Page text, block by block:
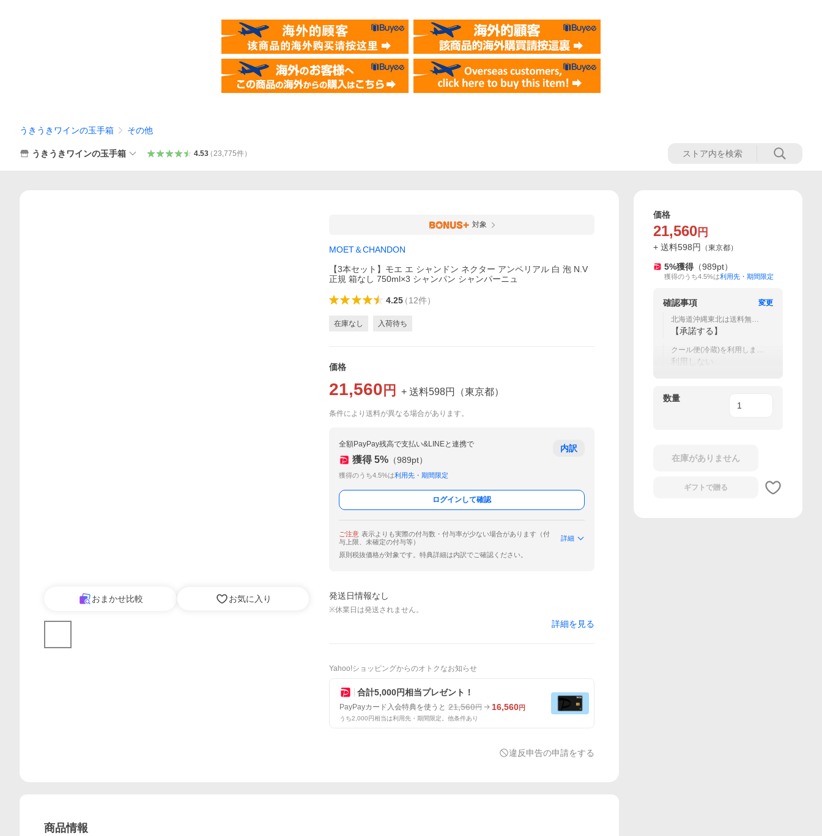
うきうきワインの玉手箱 その他
うきうきワインの玉手箱 4.53（23,775件）
おまかせ比較 お気に入り
対象
MOET＆CHANDON
【3本セット】モエ エ シャンドン ネクター アンペリアル 白 泡 N.V
正規 箱なし 750ml×3 シャンパン シャンパーニュ
4.25（12件）
在庫なし 入荷待ち
価格
21,560 円 + 送料598円 （東京都）
条件により送料が異なる場合があります。
全額PayPay残高で支払い&LINEと連携で
獲得 5% （989pt）
獲得のうち4.5%は利用先・期間限定
内訳
ログインして確認
ご注意 表示よりも実際の付与数・付与率が少ない場合があります（付
与上限、未確定の付与等）
詳細
原則税抜価格が対象です。特典詳細は内訳でご確認ください。
発送日情報なし
※休業日は発送されません。
詳細を見る
Yahoo!ショッピングからのオトクなお知らせ
合計5,000円相当プレゼント！
PayPayカード入会特典を使うと 21,560円 16,560円
うち2,000円相当は利用先・期間限定。他条件あり
違反申告の申請をする
商品情報
価格
21,560 円
+ 送料598円 （東京都）
5%獲得 （989pt）
獲得のうち4.5%は利用先・期間限定
確認事項
変更
北海道沖縄東北は送料無料
対象外
【承諾する】
クール便(冷蔵)を利用します
か？
利用しない
数量
在庫がありません
ギフトで贈る